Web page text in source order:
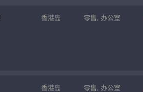
香港岛 零售, 办公室
香港岛 零售, 办公室